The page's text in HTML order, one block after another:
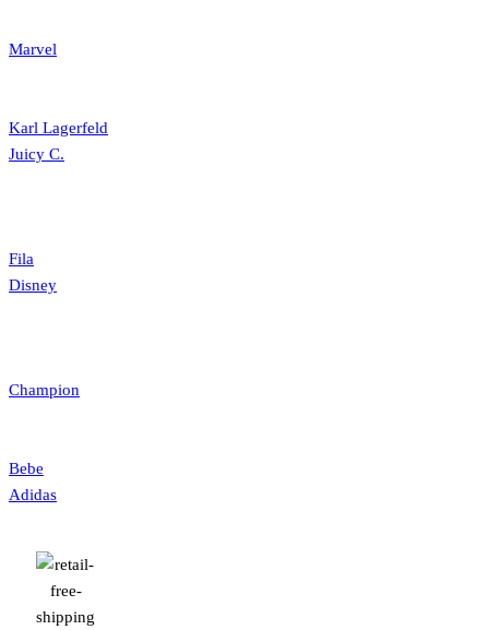
Marvel
Karl Lagerfeld
Juicy C.
Fila
Disney
Champion
Bebe
Adidas